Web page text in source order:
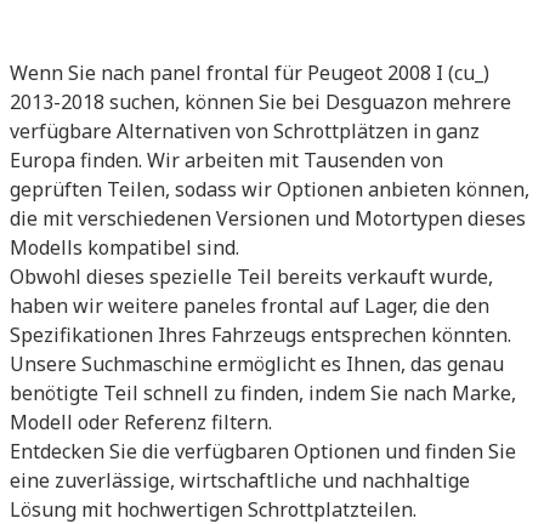
Wenn Sie nach panel frontal für Peugeot 2008 I (cu_)
2013-2018 suchen, können Sie bei Desguazon mehrere
verfügbare Alternativen von Schrottplätzen in ganz
Europa finden. Wir arbeiten mit Tausenden von
geprüften Teilen, sodass wir Optionen anbieten können,
die mit verschiedenen Versionen und Motortypen dieses
Modells kompatibel sind.
Obwohl dieses spezielle Teil bereits verkauft wurde,
haben wir weitere paneles frontal auf Lager, die den
Spezifikationen Ihres Fahrzeugs entsprechen könnten.
Unsere Suchmaschine ermöglicht es Ihnen, das genau
benötigte Teil schnell zu finden, indem Sie nach Marke,
Modell oder Referenz filtern.
Entdecken Sie die verfügbaren Optionen und finden Sie
eine zuverlässige, wirtschaftliche und nachhaltige
Lösung mit hochwertigen Schrottplatzteilen.